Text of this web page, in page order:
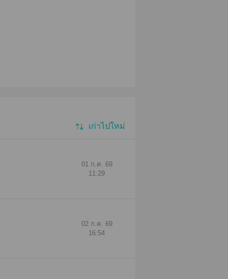
เก่าไปใหม่
01 ก.ค. 69
11:29
02 ก.ค. 69
16:54